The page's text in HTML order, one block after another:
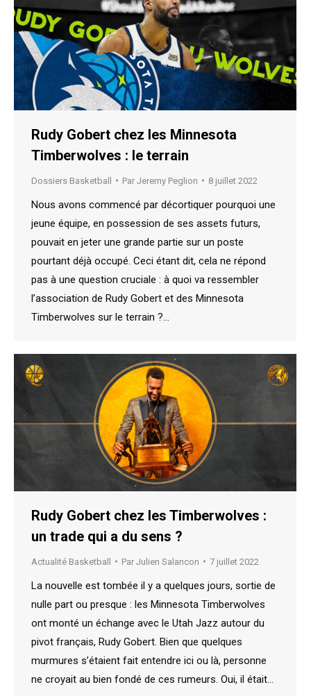
Rudy Gobert chez les Minnesota
Timberwolves : le terrain
Dossiers Basketball Par Jeremy Peglion 8 juillet 2022
Nous avons commencé par décortiquer pourquoi une
jeune équipe, en possession de ses assets futurs,
pouvait en jeter une grande partie sur un poste
pourtant déjà occupé. Ceci étant dit, cela ne répond
pas à une question cruciale : à quoi va ressembler
l’association de Rudy Gobert et des Minnesota
Timberwolves sur le terrain ?…
Rudy Gobert chez les Timberwolves :
un trade qui a du sens ?
Actualité Basketball Par Julien Salancon 7 juillet 2022
La nouvelle est tombée il y a quelques jours, sortie de
nulle part ou presque : les Minnesota Timberwolves
ont monté un échange avec le Utah Jazz autour du
pivot français, Rudy Gobert. Bien que quelques
murmures s’étaient fait entendre ici ou là, personne
ne croyait au bien fondé de ces rumeurs. Oui, il était…